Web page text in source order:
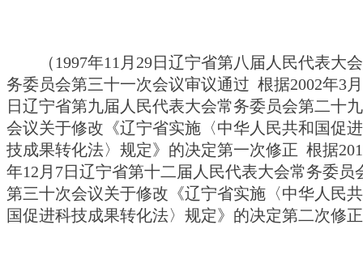
（1997年11月29日辽宁省第八届人民代表大
务委员会第三十一次会议审议通过  根据2002年3
日辽宁省第九届人民代表大会常务委员会第二十
会议关于修改《辽宁省实施〈中华人民共和国促
技成果转化法〉规定》的决定第一次修正  根据
年12月7日辽宁省第十二届人民代表大会常务委员
第三十次会议关于修改《辽宁省实施〈中华人民
国促进科技成果转化法〉规定》的决定第二次修